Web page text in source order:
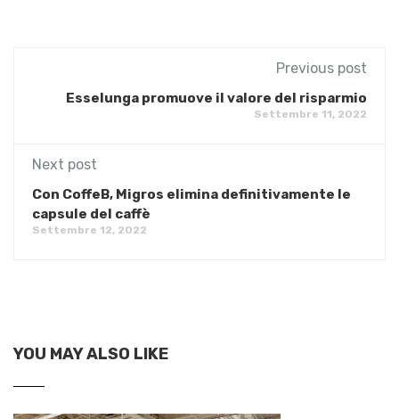
Previous post
Esselunga promuove il valore del risparmio
Settembre 11, 2022
Next post
Con CoffeB, Migros elimina definitivamente le
capsule del caffè
Settembre 12, 2022
YOU MAY ALSO LIKE